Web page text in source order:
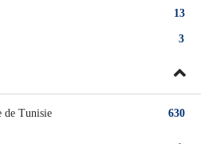
13
3
630
de Tunisie